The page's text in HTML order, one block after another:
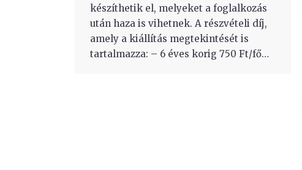
készíthetik el, melyeket a foglalkozás
után haza is vihetnek. A részvételi díj,
amely a kiállítás megtekintését is
tartalmazza: – 6 éves korig 750 Ft/fő…